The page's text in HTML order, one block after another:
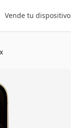
Vende tu dispositivo